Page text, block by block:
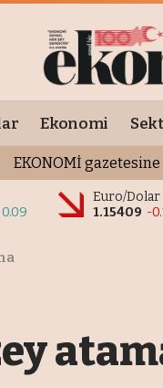
Ekonomi
EKONOMİ
0.09
Euro/Dolar
1.15409 -